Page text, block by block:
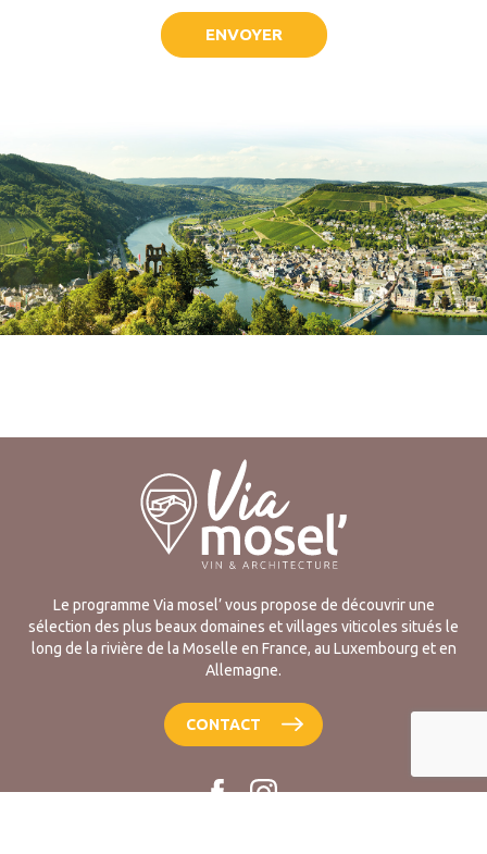
Le programme Via mosel’ vous propose de découvrir une
sélection des plus beaux domaines et villages viticoles situés le
long de la rivière de la Moselle en France, au Luxembourg et en
Allemagne.
CONTACT